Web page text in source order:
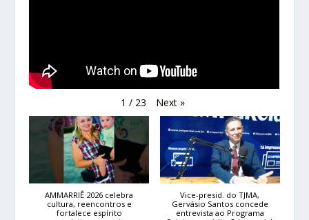
1 / 23 Next »
AMMARRIÊ 2026 celebra
cultura, reencontros e
fortalece espírito
Vice-presid. do TJMA,
Gervásio Santos concede
entrevista ao Programa